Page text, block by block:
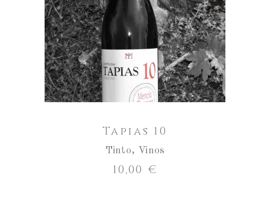
10
cantidad
AÑADIR AL CARRITO
Tapias 10
Tinto, Vinos
10,00 €